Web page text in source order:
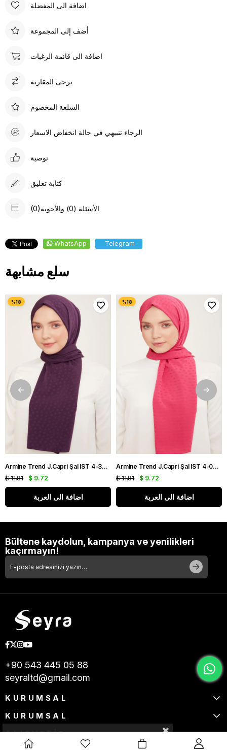
اضافة الى المفضلة
أضف إلى المجموعة
اضافة الى قائمة الرغبات
يرجى المقارنة
السلعة المخصوم
الرجاء تنبيهي في حالة انخفاض الاسعار
توصية
كتابة تعليق
(0)الأسئلة (0) والأجوبة
WhatsApp Telegram
سلع مشابهة
Armine Trend J.Capri Şal IST 4-395 Kalpli Mor
$ 9.72
$ 11.81
اضافة الى العربة
Armine Trend J.Capri Şal IST 4-04 Kalpli Fuşya
$ 9.72
$ 11.81
اضافة الى العربة
Bültene kaydolun, kampanya ve yenilikleri
kaçırmayın!
+90 543 445 05 88
seyraltd@gmail.com
KURUMSAL
KURUMSAL
ALIŞVERİŞ